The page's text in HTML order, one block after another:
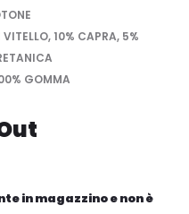
10% CAPRA, 5%
GOMMA
in magazzino e non è